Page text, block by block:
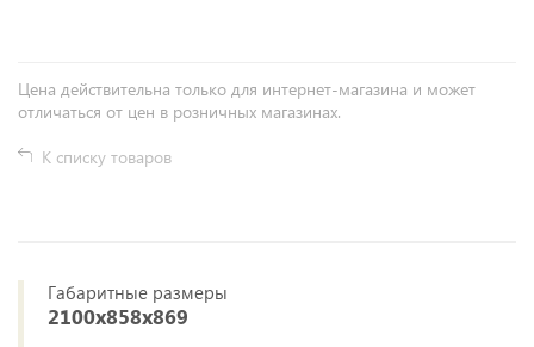
Цена действительна только для интернет-магазина и может
отличаться от цен в розничных магазинах.
К списку товаров
Габаритные размеры
2100х858х869